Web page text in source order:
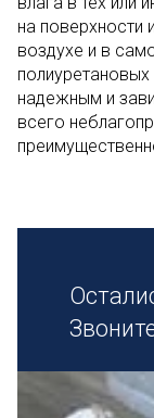
на
воздухе и в
надежным и
всего